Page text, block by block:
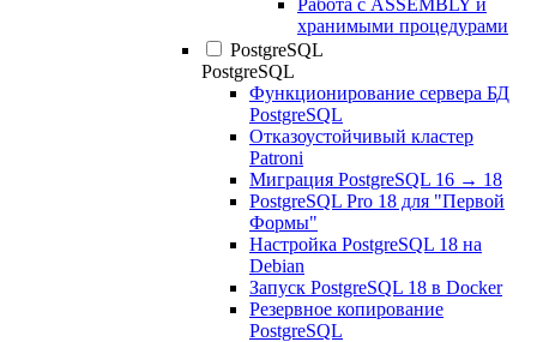
Работа с ASSEMBLY и
хранимыми процедурами
PostgreSQL
PostgreSQL
Функционирование сервера БД
PostgreSQL
Отказоустойчивый кластер
Patroni
Миграция PostgreSQL 16 → 18
PostgreSQL Pro 18 для "Первой
Формы"
Настройка PostgreSQL 18 на
Debian
Запуск PostgreSQL 18 в Docker
Резервное копирование
PostgreSQL